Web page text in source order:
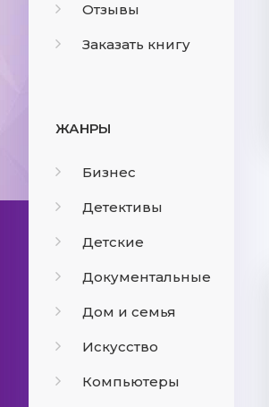
Отзывы
Заказать книгу
ЖАНРЫ
Бизнес
Детективы
Детские
Документальные
Дом и семья
Искусство
Компьютеры